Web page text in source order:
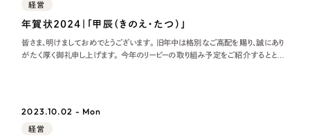
経営
年賀状2024｜「甲辰（きのえ・たつ）」
皆さま、明けましておめでとうございます。 旧年中は格別なご高配を賜り、誠にあり
がたく厚く御礼申し上げます。 今年のリーピーの取り組み予定をご紹介するととも
2023.10.02 - Mon
経営